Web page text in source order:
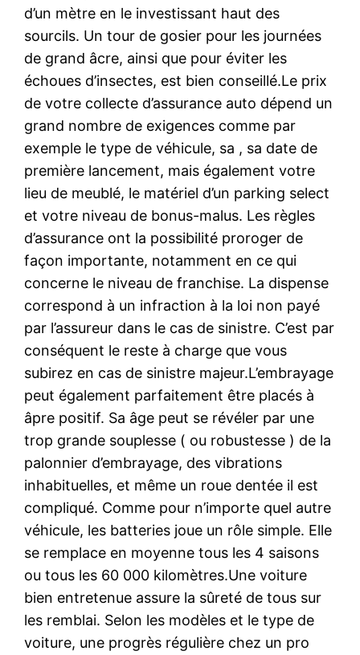
d’un mètre en le investissant haut des
sourcils. Un tour de gosier pour les journées
de grand âcre, ainsi que pour éviter les
échoues d’insectes, est bien conseillé.Le prix
de votre collecte d’assurance auto dépend un
grand nombre de exigences comme par
exemple le type de véhicule, sa , sa date de
première lancement, mais également votre
lieu de meublé, le matériel d’un parking select
et votre niveau de bonus-malus. Les règles
d’assurance ont la possibilité proroger de
façon importante, notamment en ce qui
concerne le niveau de franchise. La dispense
correspond à un infraction à la loi non payé
par l’assureur dans le cas de sinistre. C’est par
conséquent le reste à charge que vous
subirez en cas de sinistre majeur.L’embrayage
peut également parfaitement être placés à
âpre positif. Sa âge peut se révéler par une
trop grande souplesse ( ou robustesse ) de la
palonnier d’embrayage, des vibrations
inhabituelles, et même un roue dentée il est
compliqué. Comme pour n’importe quel autre
véhicule, les batteries joue un rôle simple. Elle
se remplace en moyenne tous les 4 saisons
ou tous les 60 000 kilomètres.Une voiture
bien entretenue assure la sûreté de tous sur
les remblai. Selon les modèles et le type de
voiture, une progrès régulière chez un pro